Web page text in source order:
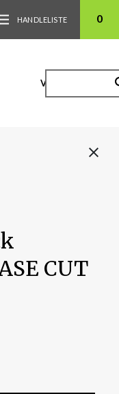
HANDLELISTE 0
VIDEO
CUT